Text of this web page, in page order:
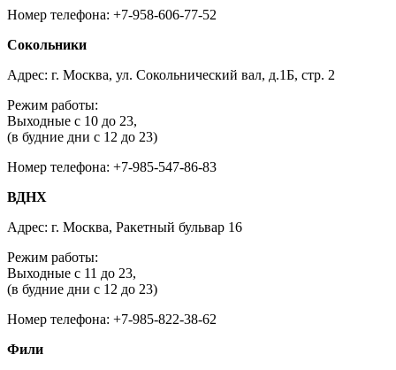
Номер телефона: +7-958-606-77-52
Сокольники
Адрес: г. Москва, ул. Сокольнический вал, д.1Б, стр. 2
Режим работы:
Выходные с 10 до 23,
(в будние дни с 12 до 23)
Номер телефона: +7-985-547-86-83
ВДНХ
Адрес: г. Москва, Ракетный бульвар 16
Режим работы:
Выходные с 11 до 23,
(в будние дни с 12 до 23)
Номер телефона: +7-985-822-38-62
Фили